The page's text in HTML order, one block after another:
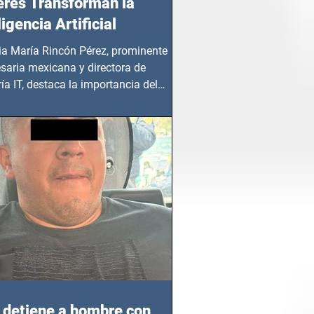
Artificial
María Rincón Pérez, prominente
mexicana y directora de
IT, destaca la importancia del